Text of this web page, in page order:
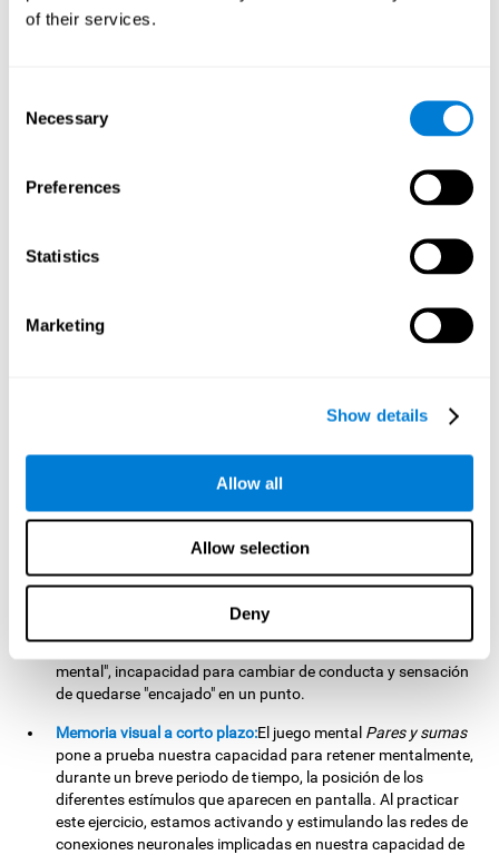
of their services.
Selection
Necessary
Preferences
Statistics
Marketing
Show details
Allow all
Allow selection
Deny
bajo presión. Aunque esta habilidad no tiene que ver con la
Este juego mental te permite hacer "combos", y
ganar puntos más rápidamente. Pero para lograrlo, tendrás
que planificar cuál será la mejor pareja de cada número. Al
estimulando las redes de conexiones neuronales implicadas
hora de anticipar mentalmente la forma correcta de ejecutar
productividad, olvidos, distracciones, dificultades para
tomar las decisiones correctas, para pensar, o hacer más de
Para avanzar de nivel en el juego
debemos estar atentos a la cifra que
adaptar nuestra conducta y estrategia a estas situaciones
cambiantes. Al realizar este ejercicio estamos activando y
ayudando a fortalecer las redes de conexiones neuronales
implicadas en nuestra flexibilidad cognitiva. Una buena
flexibilidad cognitiva se relaciona con una mayor inteligencia,
capacidad de razonamiento fluido, y una mayor destreza
para resolver problemas nuevos de forma eficiente y flexible.
mental", incapacidad para cambiar de conducta y sensación
de quedarse "encajado" en un punto.
Memoria visual a corto plazo:El juego mental Pares y sumas
pone a prueba nuestra capacidad para retener mentalmente,
durante un breve periodo de tiempo, la posición de los
diferentes estímulos que aparecen en pantalla. Al practicar
este ejercicio, estamos activando y estimulando las redes de
conexiones neuronales implicadas en nuestra capacidad de